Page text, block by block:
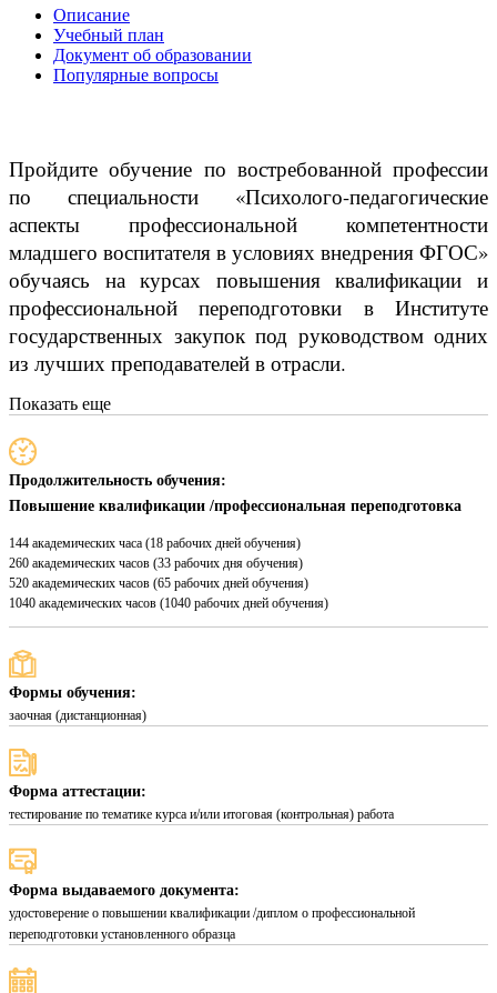
Описание
Учебный план
Документ об образовании
Популярные вопросы
Пройдите обучение по востребованной профессии
по специальности «Психолого-педагогические
аспекты профессиональной компетентности
младшего воспитателя в условиях внедрения ФГОС»
обучаясь на курсах повышения квалификации и
профессиональной переподготовки в Институте
государственных закупок под руководством одних
из лучших преподавателей в отрасли.
Показать еще
Продолжительность обучения:
Повышение квалификации /профессиональная переподготовка
144 академических часа (18 рабочих дней обучения)
260 академических часов (33 рабочих дня обучения)
520 академических часов (65 рабочих дней обучения)
1040 академических часов (1040 рабочих дней обучения)
Формы обучения:
заочная (дистанционная)
Форма аттестации:
тестирование по тематике курса и/или итоговая (контрольная) работа
Форма выдаваемого документа:
удостоверение о повышении квалификации /диплом о профессиональной
переподготовки установленного образца